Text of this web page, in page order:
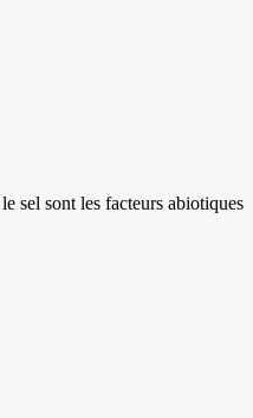
sel sont les facteurs abiotiques